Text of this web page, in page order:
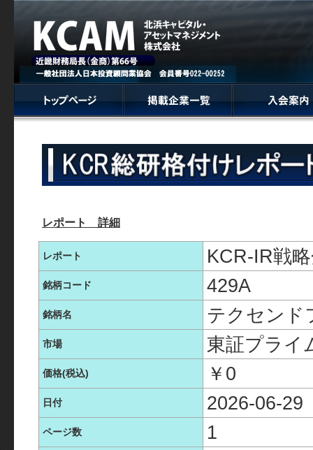
レポート 詳細
レポート KCR-IR戦
銘柄コード 429A
銘柄名 テクセンド
市場 東証プライ
価格(税込) ￥0
日付 2026-06-29
ページ数 1